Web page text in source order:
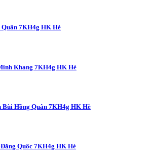
7KH4g HK Hè
Khang 7KH4g HK Hè
Bùi Hồng Quân 7KH4g HK Hè
Quốc 7KH4g HK Hè